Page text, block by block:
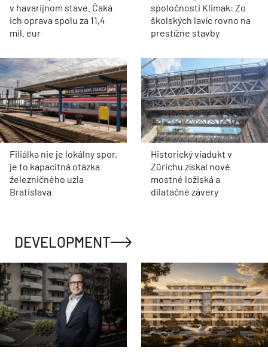
v havarijnom stave. Čaká
ich oprava spolu za 11,4
mil. eur
spoločnosti Klimak: Zo
školských lavíc rovno na
prestížne stavby
Filiálka nie je lokálny spor,
je to kapacitná otázka
železničného uzla
Bratislava
Historický viadukt v
Zürichu získal nové
mostné ložiská a
dilatačné závery
DEVELOPMENT